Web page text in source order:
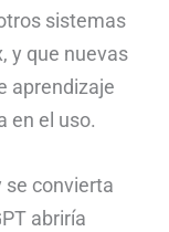
sistemas
y que nuevas
aprendizaje
en el uso.
se convierta
abriría